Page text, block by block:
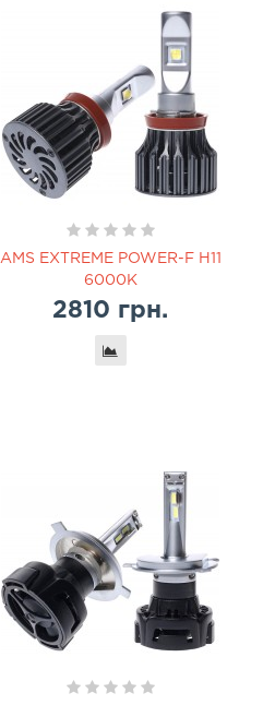
AMS EXTREME POWER-F H11
6000K
2810 грн.